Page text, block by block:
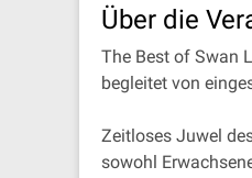
Über die
The Best of Swan
begleitet von
Zeitloses Juwel
sowohl